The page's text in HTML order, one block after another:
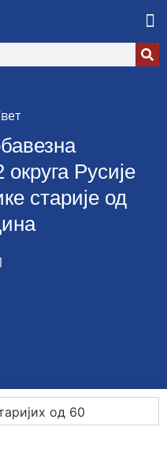
Русије
старије од